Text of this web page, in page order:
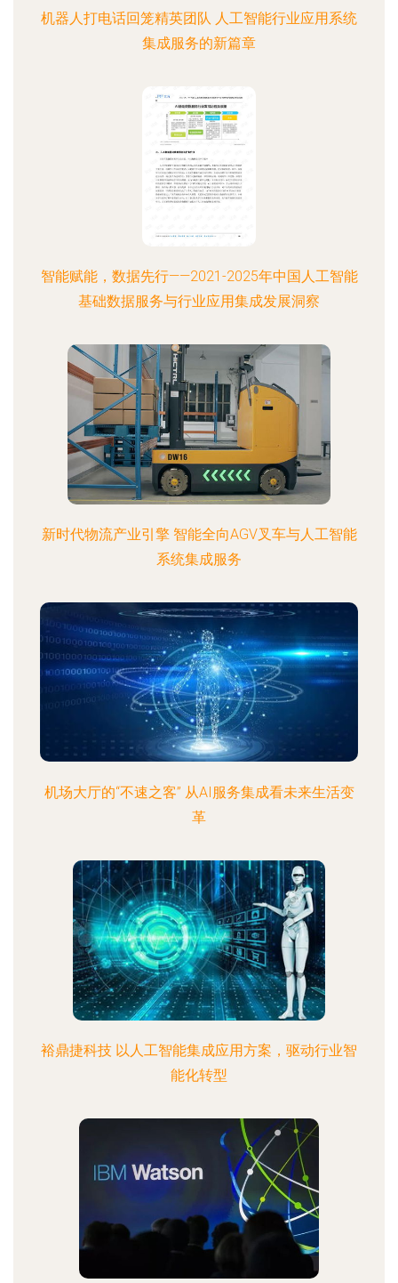
机器人打电话回笼精英团队 人工智能行业应用系统
集成服务的新篇章
智能赋能，数据先行——2021-2025年中国人工智能
基础数据服务与行业应用集成发展洞察
新时代物流产业引擎 智能全向AGV叉车与人工智能
系统集成服务
机场大厅的“不速之客” 从AI服务集成看未来生活变
革
裕鼎捷科技 以人工智能集成应用方案，驱动行业智
能化转型